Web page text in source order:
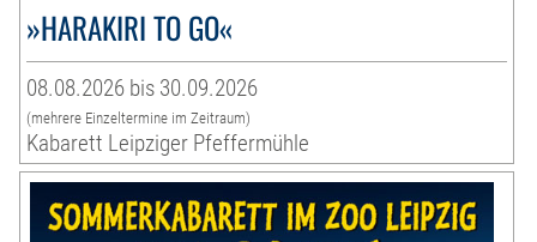
»HARAKIRI TO GO«
08.08.2026 bis 30.09.2026
(mehrere Einzeltermine im Zeitraum)
Kabarett Leipziger Pfeffermühle